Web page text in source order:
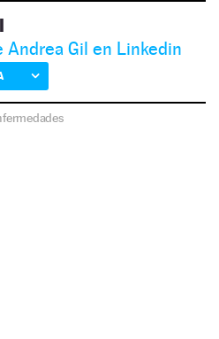
Andrea Gil en Linkedin